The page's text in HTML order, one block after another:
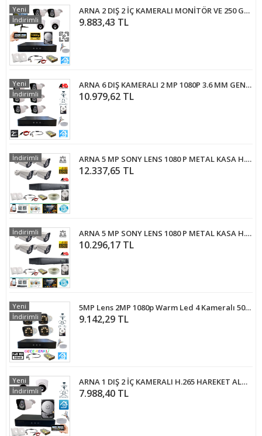
ARNA 2 DIŞ 2 İÇ KAMERALI MONİTÖR VE 250 GB HDD DAHİL AHD GÜVENLİK KAMERASI SETİ-ST42250MT
9.883,43 TL
Yeni
İndirimli
ARNA 6 DIŞ KAMERALI 2 MP 1080P 3.6 MM GENİŞ AÇILI 320 GB HARDDİSK DAHİL AHD GÜVENLİK KAMERA SETİ - ST-26320
10.979,62 TL
Yeni
İndirimli
ARNA 5 MP SONY LENS 1080 P METAL KASA H.265+ 4 KAMERALI GÜVENLİK SİSTEMİ 2 TB HDD - MS2420
12.337,65 TL
İndirimli
ARNA 5 MP SONY LENS 1080 P METAL KASA H.265+ 4 KAMERALI GÜVENLİK SİSTEMİ 500 GB HDD - MS24500
10.296,17 TL
İndirimli
5MP Lens 2MP 1080p Warm Led 4 Kameralı 500GB Harddisk Dahil Güvenlik Kamerası Seti - ST-24500W
9.142,29 TL
Yeni
İndirimli
ARNA 1 DIŞ 2 İÇ KAMERALI H.265 HAREKET ALGILAMA ÖZELLİKLİ 500 GB HDD DAHİL 3'LÜ KAMERA SİSTEMİ - ST212500
7.988,40 TL
Yeni
İndirimli